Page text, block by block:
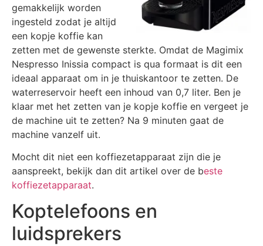
gemakkelijk worden
ingesteld zodat je altijd
een kopje koffie kan
zetten met de gewenste sterkte. Omdat de Magimix
Nespresso Inissia compact is qua formaat is dit een
ideaal apparaat om in je thuiskantoor te zetten. De
waterreservoir heeft een inhoud van 0,7 liter. Ben je
klaar met het zetten van je kopje koffie en vergeet je
de machine uit te zetten? Na 9 minuten gaat de
machine vanzelf uit.
Mocht dit niet een koffiezetapparaat zijn die je
aanspreekt, bekijk dan dit artikel over de beste
koffiezetapparaat.
Koptelefoons en
luidsprekers